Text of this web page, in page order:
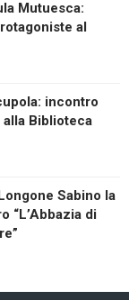
Mutuesca:
al
incontro
alla Biblioteca
Sabino la
“L’Abbazia di